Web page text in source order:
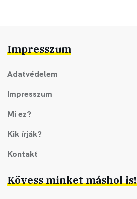
Impresszum
Adatvédelem
Impresszum
Mi ez?
Kik írják?
Kontakt
Kövess minket máshol is!